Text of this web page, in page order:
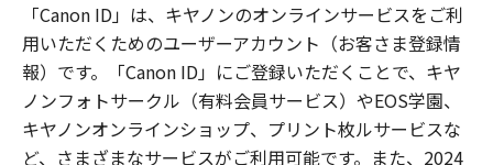
「Canon ID」は、キヤノンのオンラインサービスをご利
用いただくためのユーザーアカウント（お客さま登録情
報）です。「Canon ID」にご登録いただくことで、キヤ
ノンフォトサークル（有料会員サービス）やEOS学園、
キヤノンオンラインショップ、プリント枚ルサービスな
ど、さまざまなサービスがご利用可能です。また、2024